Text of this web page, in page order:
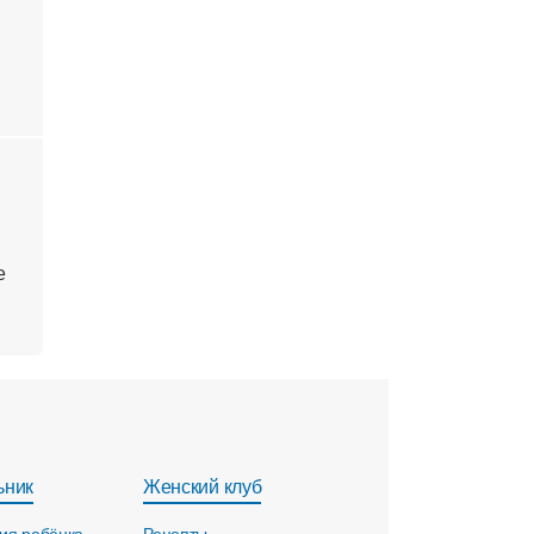
Женский клуб